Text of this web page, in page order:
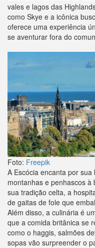
vales e lagos das
como Skye e a icônica
oferece uma experiência
se aventurar fora do
Foto: Freepik
A Escócia encanta por
montanhas e penhascos
sua tradição celta, a
de gaitas de fole que
Além disso, a culinária é
que a comida britânica se
como o haggis, salmões
sopas vão surpreender o